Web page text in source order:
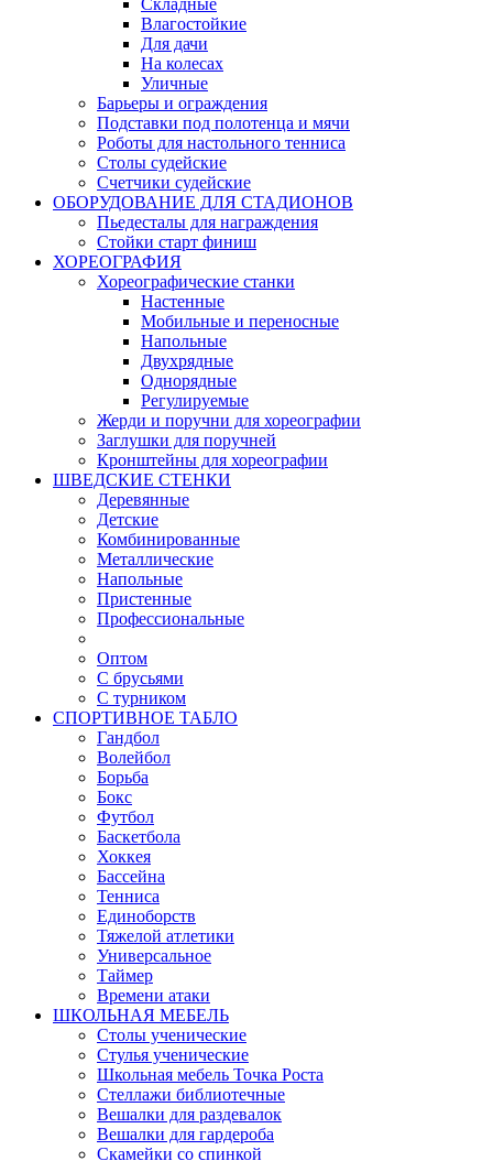
Складные
Влагостойкие
Для дачи
На колесах
Уличные
Барьеры и ограждения
Подставки под полотенца и мячи
Роботы для настольного тенниса
Столы судейские
Счетчики судейские
ОБОРУДОВАНИЕ ДЛЯ СТАДИОНОВ
Пьедесталы для награждения
Стойки старт финиш
ХОРЕОГРАФИЯ
Хореографические станки
Настенные
Мобильные и переносные
Напольные
Двухрядные
Однорядные
Регулируемые
Жерди и поручни для хореографии
Заглушки для поручней
Кронштейны для хореографии
ШВЕДСКИЕ СТЕНКИ
Деревянные
Детские
Комбинированные
Металлические
Напольные
Пристенные
Профессиональные
Оптом
С брусьями
С турником
СПОРТИВНОЕ ТАБЛО
Гандбол
Волейбол
Борьба
Бокс
Футбол
Баскетбола
Хоккея
Бассейна
Тенниса
Единоборств
Тяжелой атлетики
Универсальное
Таймер
Времени атаки
ШКОЛЬНАЯ МЕБЕЛЬ
Столы ученические
Стулья ученические
Школьная мебель Точка Роста
Стеллажи библиотечные
Вешалки для раздевалок
Вешалки для гардероба
Скамейки со спинкой